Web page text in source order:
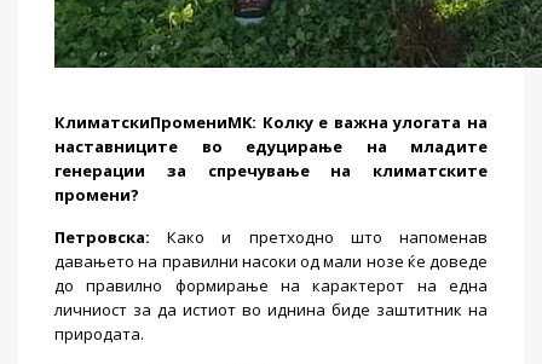
КлиматскиПромениMK: Колку е важна улогата на
наставниците во едуцирање на младите
генерации за спречување на климатските
промени?
Петровска:Како и претходно што напоменав
давањето на правилни насоки од мали нозе ќе доведе
до правилно формирање на карактерот на една
личниост за да истиот во иднина биде заштитник на
природата.